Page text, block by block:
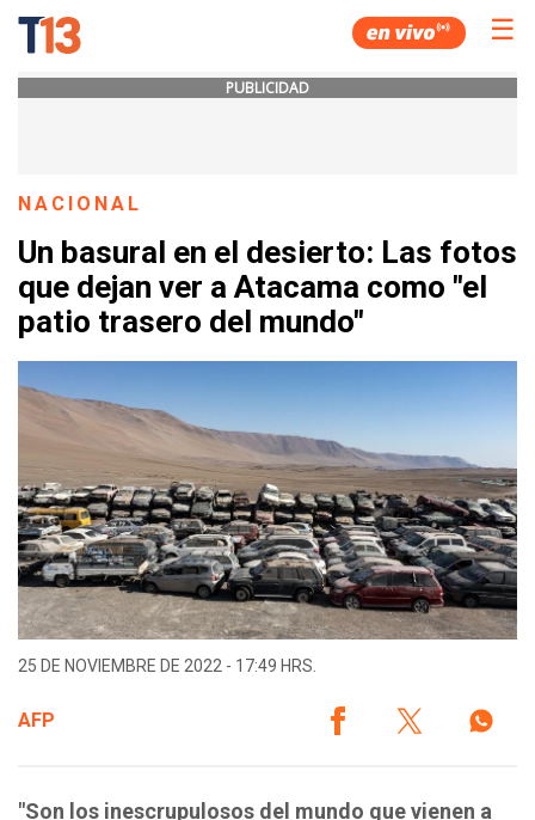
☰
PUBLICIDAD
NACIONAL
Un basural en el desierto: Las fotos
que dejan ver a Atacama como "el
patio trasero del mundo"
25 DE NOVIEMBRE DE 2022 - 17:49 HRS.
AFP
"Son los inescrupulosos del mundo que vienen a